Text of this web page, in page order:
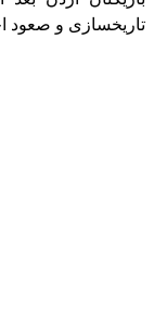
تاریخسازی و صعود